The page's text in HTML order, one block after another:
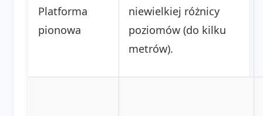
Platforma
pionowa
niewielkiej różnicy
poziomów (do kilku
metrów).